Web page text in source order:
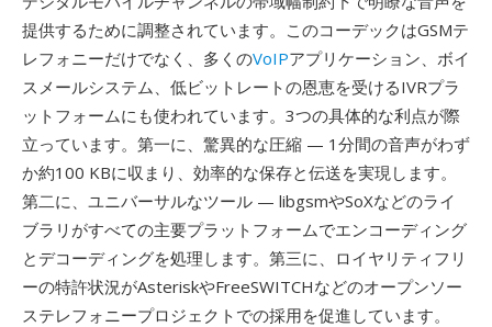
提供するために調整されています。このコーデックはGSMテ
レフォニーだけでなく、多くのVoIPアプリケーション、ボイ
スメールシステム、低ビットレートの恩恵を受けるIVRプラ
ットフォームにも使われています。3つの具体的な利点が際
立っています。第一に、驚異的な圧縮 — 1分間の音声がわず
か約100 KBに収まり、効率的な保存と伝送を実現します。
第二に、ユニバーサルなツール — libgsmやSoXなどのライ
ブラリがすべての主要プラットフォームでエンコーディング
とデコーディングを処理します。第三に、ロイヤリティフリ
ーの特許状況がAsteriskやFreeSWITCHなどのオープンソー
ステレフォニープロジェクトでの採用を促進しています。